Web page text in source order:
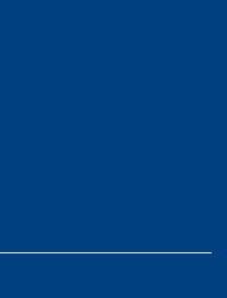
Civile